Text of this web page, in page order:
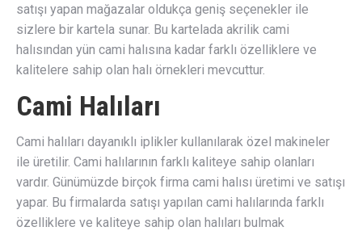
satışı yapan mağazalar oldukça geniş seçenekler ile
sizlere bir kartela sunar. Bu kartelada akrilik cami
halısından yün cami halısına kadar farklı özelliklere ve
kalitelere sahip olan halı örnekleri mevcuttur.
Cami Halıları
Cami halıları dayanıklı iplikler kullanılarak özel makineler
ile üretilir. Cami halılarının farklı kaliteye sahip olanları
vardır. Günümüzde birçok firma cami halısı üretimi ve satışı
yapar. Bu firmalarda satışı yapılan cami halılarında farklı
özelliklere ve kaliteye sahip olan halıları bulmak